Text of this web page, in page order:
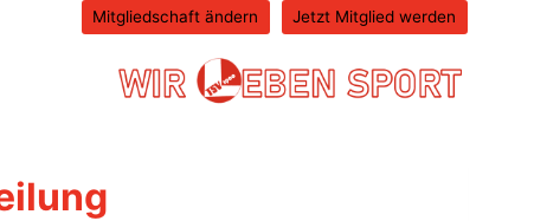
Mitgliedschaft ändern Jetzt Mitglied werden